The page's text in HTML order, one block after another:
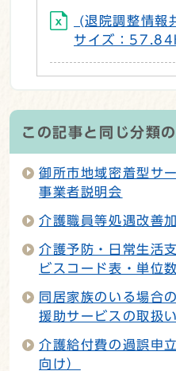
(退院調整情
サイズ：
この記事と同じ分類
御所市地域密着型サ
事業者説明会
介護職員等処遇改善
介護予防・日常生活
ビスコード表・単位
同居家族のいる場合
援助サービスの取扱い
介護給付費の過誤申
向け）